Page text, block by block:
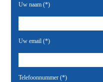
Uw naam (*)
Uw email (*)
Telefoonnummer (*)